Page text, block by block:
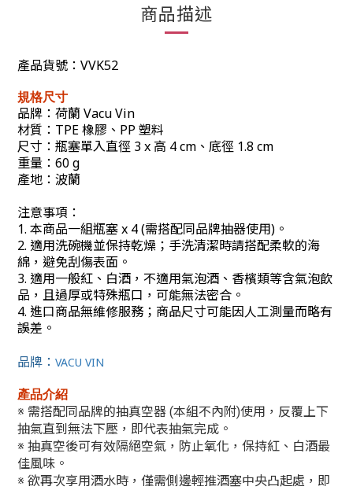
商品描述
產品貨號： VVK52
規格尺寸
品牌：荷蘭 Vacu Vin
材質：TPE 橡膠、PP 塑料
尺寸：瓶塞單入直徑 3 x 高 4 cm、底徑 1.8 cm
重量：60 g
產地：波蘭
注意事項：
1. 本商品一組瓶塞 x 4 (需搭配同品牌抽器使用)。
2. 適用洗碗機並保持乾燥；手洗清潔時請搭配柔軟的海
綿，避免刮傷表面。
3. 適用一般紅、白酒，不適用氣泡酒、香檳類等含氣泡飲
品，且過厚或特殊瓶口，可能無法密合。
4. 進口商品無維修服務；商品尺寸可能因人工測量而略有
誤差。
品牌： VACU VIN
產品介紹
※ 需搭配同品牌的抽真空器 (本組不內附)使用，反覆上下
抽氣直到無法下壓，即代表抽氣完成。
※ 抽真空後可有效隔絕空氣，防止氧化，保持紅、白酒最
佳風味。
※ 欲再次享用酒水時，僅需側邊輕推酒塞中央凸起處，即